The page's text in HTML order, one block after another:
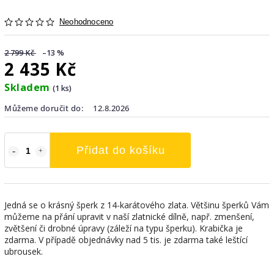
Neohodnoceno
2 799 Kč –13 %
2 435 Kč
Skladem (1 ks)
Můžeme doručit do:
12.8.2026
Přidat do košíku
Jedná se o krásný šperk z 14-karátového zlata. Většinu šperků Vám
můžeme na přání upravit v naší zlatnické dílně, např. zmenšení,
zvětšení či drobné úpravy (záleží na typu šperku). Krabička je
zdarma. V případě objednávky nad 5 tis. je zdarma také leštící
ubrousek.